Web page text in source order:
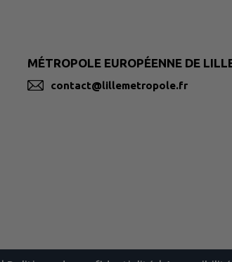
MÉTROPOLE EUROPÉENNE DE
contact@lillemetropole.fr